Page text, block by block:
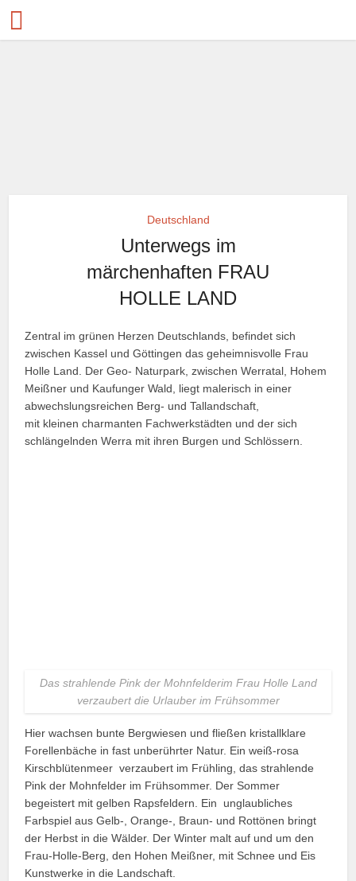
Deutschland
Unterwegs im
märchenhaften FRAU
HOLLE LAND
Zentral im grünen Herzen Deutschlands, befindet sich
zwischen Kassel und Göttingen das geheimnisvolle Frau
Holle Land. Der Geo- Naturpark, zwischen Werratal, Hohem
Meißner und Kaufunger Wald, liegt malerisch in einer
abwechslungsreichen Berg- und Tallandschaft,
mit kleinen charmanten Fachwerkstädten und der sich
schlängelnden Werra mit ihren Burgen und Schlössern.
Das strahlende Pink der Mohnfelderim Frau Holle Land
verzaubert die Urlauber im Frühsommer
Hier wachsen bunte Bergwiesen und fließen kristallklare
Forellenbäche in fast unberührter Natur. Ein weiß-rosa
Kirschblütenmeer verzaubert im Frühling, das strahlende
Pink der Mohnfelder im Frühsommer. Der Sommer
begeistert mit gelben Rapsfeldern. Ein unglaubliches
Farbspiel aus Gelb-, Orange-, Braun- und Rottönen bringt
der Herbst in die Wälder. Der Winter malt auf und um den
Frau-Holle-Berg, den Hohen Meißner, mit Schnee und Eis
Kunstwerke in die Landschaft.